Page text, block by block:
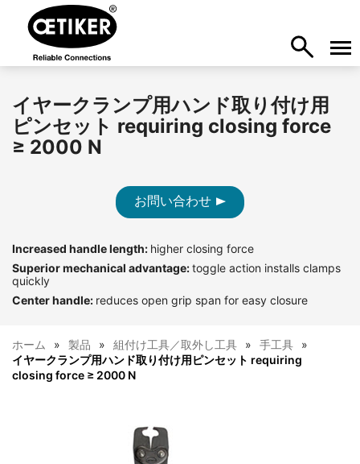
イヤークランプ用ハンド取り付け用
ピンセット requiring closing force
≥ 2000 N
お問い合わせ
Increased handle length: higher closing force
Superior mechanical advantage:toggle action installs clamps
quickly
Center handle: reduces open grip span for easy closure
ホーム 製品 組付け工具／取外し工具
手工具
イヤークランプ用ハンド取り付け用ピンセット requiring
closing force ≥ 2000 N